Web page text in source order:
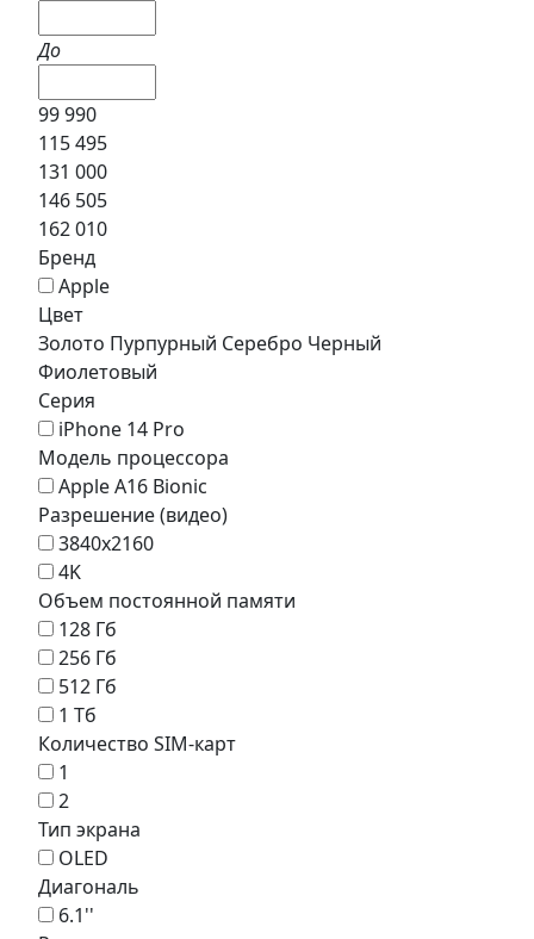
До
99 990
115 495
131 000
146 505
162 010
Бренд
Apple
Цвет
Золото Пурпурный Серебро Черный
Фиолетовый
Серия
iPhone 14 Pro
Модель процессора
Apple A16 Bionic
Разрешение (видео)
3840x2160
4K
Объем постоянной памяти
128 Гб
256 Гб
512 Гб
1 Тб
Количество SIM-карт
1
2
Тип экрана
OLED
Диагональ
6.1''